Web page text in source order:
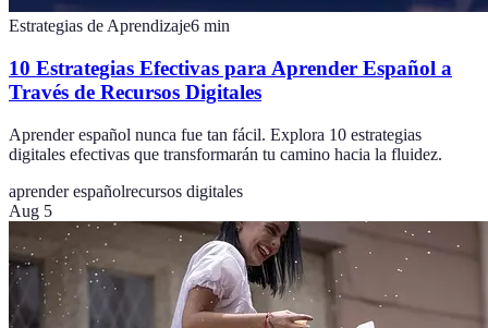
Estrategias de Aprendizaje6 min
10 Estrategias Efectivas para Aprender Español a
Través de Recursos Digitales
Aprender español nunca fue tan fácil. Explora 10 estrategias
digitales efectivas que transformarán tu camino hacia la fluidez.
aprender españolrecursos digitales
Aug 5